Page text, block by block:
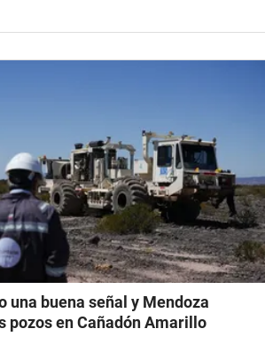
una buena señal y Mendoza
pozos en Cañadón Amarillo